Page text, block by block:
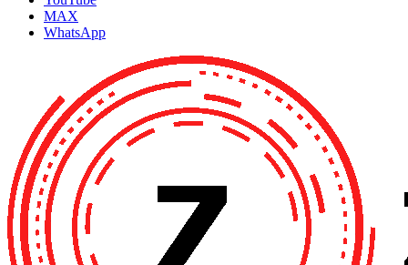
MAX
WhatsApp